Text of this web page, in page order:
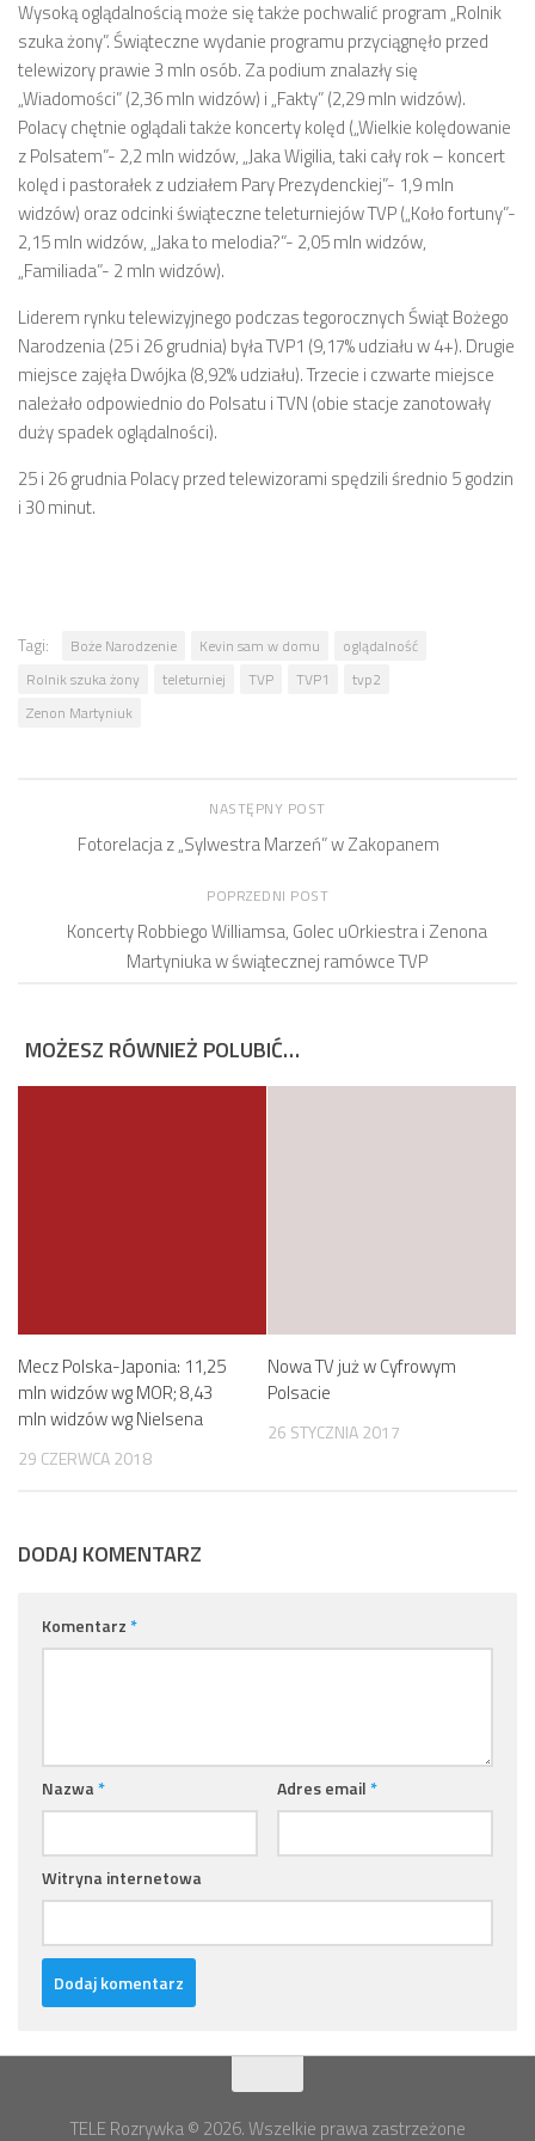
Wysoką oglądalnością może się także pochwalić program „Rolnik
szuka żony”. Świąteczne wydanie programu przyciągnęło przed
telewizory prawie 3 mln osób. Za podium znalazły się
„Wiadomości” (2,36 mln widzów) i „Fakty” (2,29 mln widzów).
Polacy chętnie oglądali także koncerty kolęd („Wielkie kolędowanie
z Polsatem”- 2,2 mln widzów, „Jaka Wigilia, taki cały rok – koncert
kolęd i pastorałek z udziałem Pary Prezydenckiej”- 1,9 mln
widzów) oraz odcinki świąteczne teleturniejów TVP („Koło fortuny”-
2,15 mln widzów, „Jaka to melodia?”- 2,05 mln widzów,
„Familiada”- 2 mln widzów).
Liderem rynku telewizyjnego podczas tegorocznych Świąt Bożego
Narodzenia (25 i 26 grudnia) była TVP1 (9,17% udziału w 4+). Drugie
miejsce zajęła Dwójka (8,92% udziału). Trzecie i czwarte miejsce
należało odpowiednio do Polsatu i TVN (obie stacje zanotowały
duży spadek oglądalności).
25 i 26 grudnia Polacy przed telewizorami spędzili średnio 5 godzin
i 30 minut.
Tagi: Boże Narodzenie Kevin sam w domu
oglądalność
Rolnik szuka żony
teleturniej TVP TVP1
tvp2
Zenon Martyniuk
NASTĘPNY POST
Fotorelacja z „Sylwestra Marzeń” w Zakopanem
POPRZEDNI POST
Koncerty Robbiego Williamsa, Golec uOrkiestra i Zenona
Martyniuka w świątecznej ramówce TVP
MOŻESZ RÓWNIEŻ POLUBIĆ…
Mecz Polska-Japonia: 11,25
mln widzów wg MOR; 8,43
mln widzów wg Nielsena
29 CZERWCA 2018
Nowa TV już w Cyfrowym
Polsacie
26 STYCZNIA 2017
DODAJ KOMENTARZ
Komentarz*
Nazwa* Adres email*
Witryna internetowa
TELE Rozrywka © 2026. Wszelkie prawa zastrzeżone